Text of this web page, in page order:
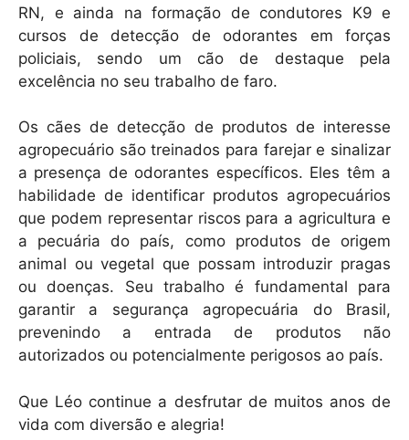
RN, e ainda na formação de condutores K9 e
cursos de detecção de odorantes em forças
policiais, sendo um cão de destaque pela
excelência no seu trabalho de faro.
Os cães de detecção de produtos de interesse
agropecuário são treinados para farejar e sinalizar
a presença de odorantes específicos. Eles têm a
habilidade de identificar produtos agropecuários
que podem representar riscos para a agricultura e
a pecuária do país, como produtos de origem
animal ou vegetal que possam introduzir pragas
ou doenças. Seu trabalho é fundamental para
garantir a segurança agropecuária do Brasil,
prevenindo a entrada de produtos não
autorizados ou potencialmente perigosos ao país.
Que Léo continue a desfrutar de muitos anos de
vida com diversão e alegria!